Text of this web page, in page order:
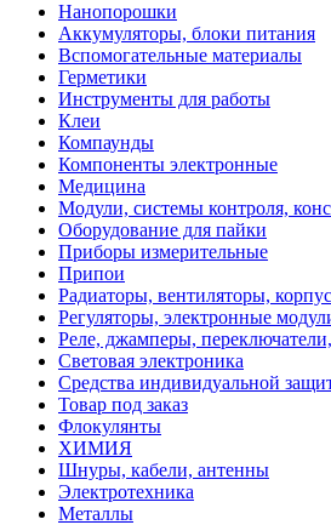
Нанопорошки
Аккумуляторы, блоки питания
Вспомогательные материалы
Герметики
Инструменты для работы
Клеи
Компаунды
Компоненты электронные
Медицина
Модули, системы контроля,
Оборудование для пайки
Приборы измерительные
Припои
Радиаторы, вентиляторы,
Регуляторы, электронные
Реле, джамперы,
Световая электроника
Средства индивидуальной
Товар под заказ
Флокулянты
ХИМИЯ
Шнуры, кабели, антенны
Электротехника
Металлы